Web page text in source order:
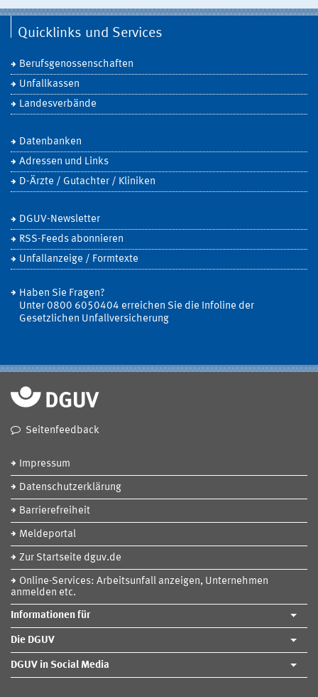
Quicklinks und Services
Berufsgenossenschaften
Unfallkassen
Landesverbände
Datenbanken
Adressen und Links
D-Ärzte / Gutachter / Kliniken
DGUV-Newsletter
RSS-Feeds abonnieren
Unfallanzeige / Formtexte
Haben Sie Fragen?
Unter 0800 6050404 erreichen Sie die Infoline der
Gesetzlichen Unfallversicherung
Seitenfeedback
Impressum
Datenschutzerklärung
Barrierefreiheit
Meldeportal
Zur Startseite dguv.de
Online-Services: Arbeitsunfall anzeigen, Unternehmen
anmelden etc.
Informationen für
Die DGUV
DGUV in Social Media